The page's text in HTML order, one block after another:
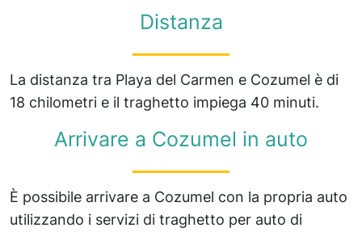
Distanza
La distanza tra Playa del Carmen e Cozumel è di
18 chilometri e il traghetto impiega 40 minuti.
Arrivare a Cozumel in auto
È possibile arrivare a Cozumel con la propria auto
utilizzando i servizi di traghetto per auto di